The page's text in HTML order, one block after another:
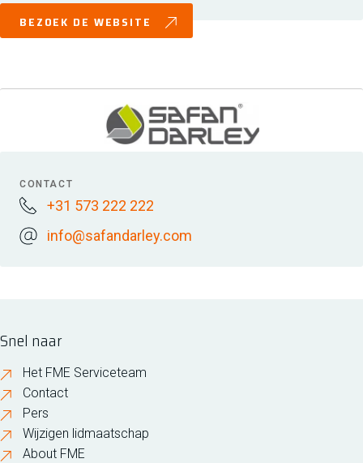
BEZOEK DE WEBSITE
CONTACT
+31 573 222 222
info@safandarley.com
Snel naar
Het FME Serviceteam
Contact
Pers
Wijzigen lidmaatschap
About FME